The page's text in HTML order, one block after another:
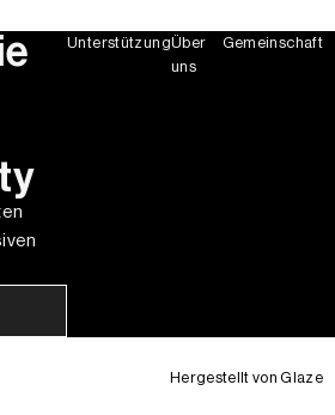
UnterstützungÜber
uns
Gemeinschaft
Hergestellt vonGlaze